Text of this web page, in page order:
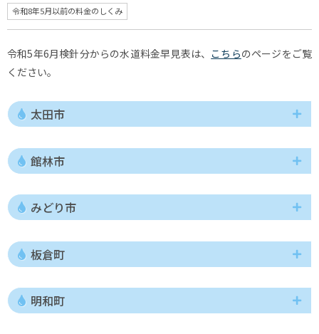
令和8年5月以前の料金のしくみ
令和5年6月検針分からの水道料金早見表は、 こちらのページをご覧
ください。
太田市
館林市
みどり市
板倉町
明和町